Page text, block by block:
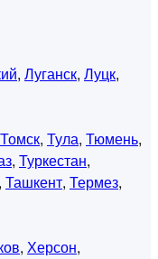
, Луганск, Луцк,
Томск, Тула, Тюмень,
, Туркестан,
, Ташкент, Термез,
, Херсон,